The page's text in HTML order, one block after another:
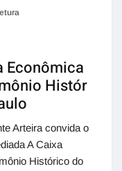
Econômica
Histór
Arteira convida o
A Caixa
Histórico do